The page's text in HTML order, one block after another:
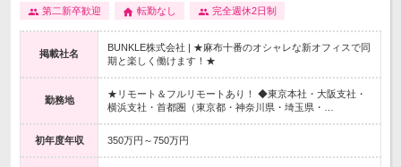
第二新卒歓迎 転勤なし 完全週休2日制
掲載社名
BUNKLE株式会社 | ★麻布十番のオシャレな新オフィスで同
期と楽しく働けます！★
勤務地
★リモート＆フルリモートあり！ ◆東京本社・大阪支社・
横浜支社・首都圏（東京都・神奈川県・埼玉県・…
初年度年収 350万円～750万円